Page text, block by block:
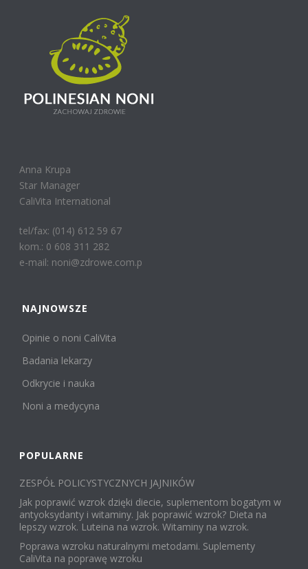
Anna Krupa
Star Manager
CaliVita International
tel/fax: (014) 612 59 67
kom.: 0 608 311 282
e-mail: noni@zdrowe.com.p
NAJNOWSZE
Opinie o noni CaliVita
Badania lekarzy
Odkrycie i nauka
Noni a medycyna
POPULARNE
ZESPÓŁ POLICYSTYCZNYCH JAJNIKÓW
Jak poprawić wzrok dzięki diecie, suplementom bogatym w
antyoksydanty i witaminy. Jak poprawić wzrok? Dieta na
lepszy wzrok. Luteina na wzrok. Witaminy na wzrok.
Poprawa wzroku naturalnymi metodami. Suplementy
CaliVita na poprawę wzroku